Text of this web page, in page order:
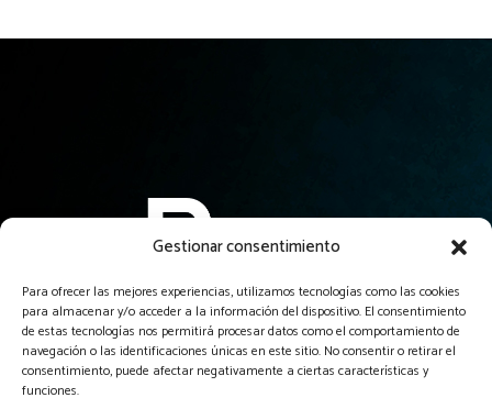
Gestionar consentimiento
Para ofrecer las mejores experiencias, utilizamos tecnologías como las cookies
para almacenar y/o acceder a la información del dispositivo. El consentimiento
de estas tecnologías nos permitirá procesar datos como el comportamiento de
navegación o las identificaciones únicas en este sitio. No consentir o retirar el
consentimiento, puede afectar negativamente a ciertas características y
funciones.
El servicio profesional de creación de páginas web más
asequible y garantizado de Guadalajara y alrededores.